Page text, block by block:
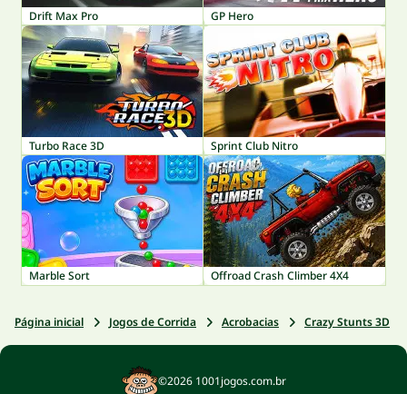
Drift Max Pro GP Hero
Turbo Race 3D Sprint Club Nitro
Marble Sort Offroad Crash Climber 4X4
Página inicial Jogos de Corrida Acrobacias Crazy Stunts 3D
©2026 1001jogos.com.br